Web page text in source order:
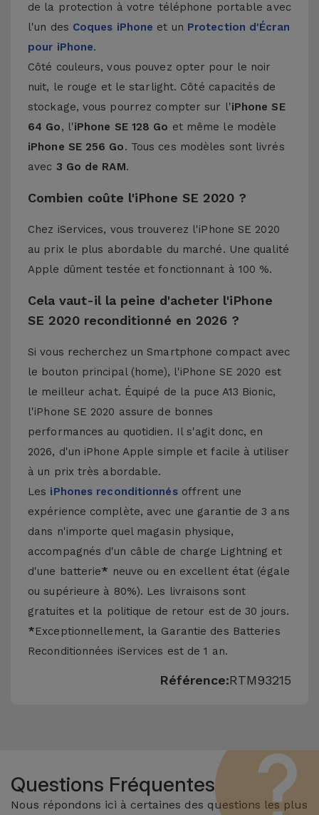
de la protection à votre téléphone portable avec
l'un des Coques iPhone et un Protection d'Écran
pour iPhone.
Côté couleurs, vous pouvez opter pour le noir
nuit, le rouge et le starlight. Côté capacités de
stockage, vous pourrez compter sur l'iPhone SE
64 Go, l'iPhone SE 128 Go et même le modèle
iPhone SE 256 Go. Tous ces modèles sont livrés
avec 3 Go de RAM.
Combien coûte l'iPhone SE 2020 ?
Chez iServices, vous trouverez l'iPhone SE 2020
au prix le plus abordable du marché. Une qualité
Apple dûment testée et fonctionnant à 100 %.
Cela vaut-il la peine d'acheter l'iPhone
SE 2020 reconditionné en 2026 ?
Si vous recherchez un Smartphone compact avec
le bouton principal (home), l'iPhone SE 2020 est
le meilleur achat. Équipé de la puce A13 Bionic,
l'iPhone SE 2020 assure de bonnes
performances au quotidien. Il s'agit donc, en
2026, d'un iPhone Apple simple et facile à utiliser
à un prix très abordable.
Les iPhones reconditionnésoffrent une
expérience complète, avec une garantie de 3 ans
dans n'importe quel magasin physique,
accompagnés d'un câble de charge Lightning et
d'une batterie* neuve ou en excellent état (égale
ou supérieure à 80%). Les livraisons sont
gratuites et la politique de retour est de 30 jours.
*Exceptionnellement, la Garantie des Batteries
Reconditionnées iServices est de 1 an.
Référence:RTM93215
Questions Fréquentes
Nous répondons ici à certaines des questions les plus